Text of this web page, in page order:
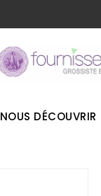
NOUS DÉCOUVRIR